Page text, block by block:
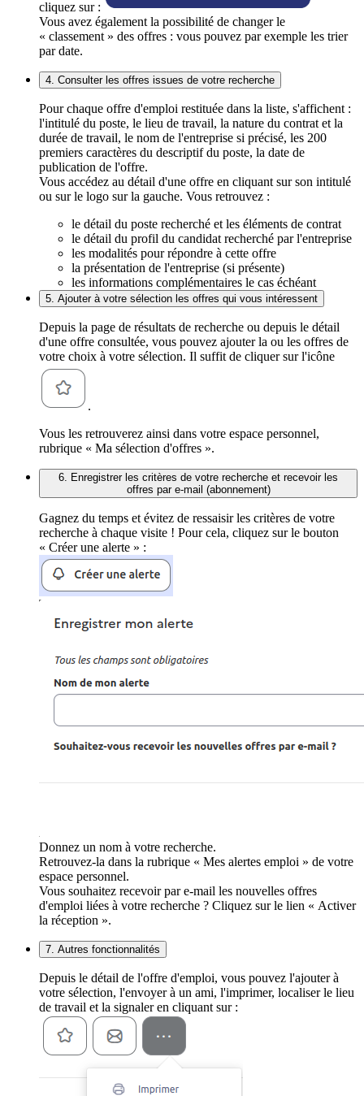
cliquez sur :
Vous avez également la possibilité de changer le
« classement » des offres : vous pouvez par exemple les trier
par date.
4. Consulter les offres issues de votre recherche
Pour chaque offre d'emploi restituée dans la liste, s'affichent :
l'intitulé du poste, le lieu de travail, la nature du contrat et la
durée de travail, le nom de l'entreprise si précisé, les 200
premiers caractères du descriptif du poste, la date de
publication de l'offre.
Vous accédez au détail d'une offre en cliquant sur son intitulé
ou sur le logo sur la gauche. Vous retrouvez :
le détail du poste recherché et les éléments de contrat
le détail du profil du candidat recherché par l'entreprise
les modalités pour répondre à cette offre
la présentation de l'entreprise (si présente)
les informations complémentaires le cas échéant
5. Ajouter à votre sélection les offres qui vous intéressent
Depuis la page de résultats de recherche ou depuis le détail
d'une offre consultée, vous pouvez ajouter la ou les offres de
votre choix à votre sélection. Il suffit de cliquer sur l'icône
.
Vous les retrouverez ainsi dans votre espace personnel,
rubrique « Ma sélection d'offres ».
6. Enregistrer les critères de votre recherche et recevoir les
offres par e-mail (abonnement)
Gagnez du temps et évitez de ressaisir les critères de votre
recherche à chaque visite ! Pour cela, cliquez sur le bouton
« Créer une alerte » :
Donnez un nom à votre recherche.
Retrouvez-la dans la rubrique « Mes alertes emploi » de votre
espace personnel.
Vous souhaitez recevoir par e-mail les nouvelles offres
d'emploi liées à votre recherche ? Cliquez sur le lien « Activer
la réception ».
7. Autres fonctionnalités
Depuis le détail de l'offre d'emploi, vous pouvez l'ajouter à
votre sélection, l'envoyer à un ami, l'imprimer, localiser le lieu
de travail et la signaler en cliquant sur :